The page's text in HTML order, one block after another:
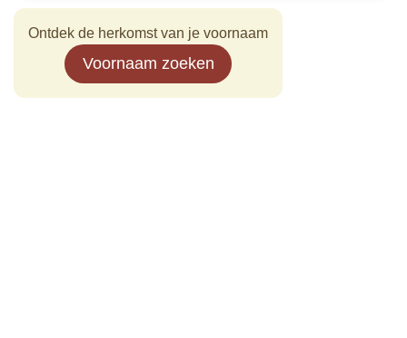
Ontdek de herkomst van je voornaam
Voornaam zoeken